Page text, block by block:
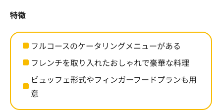
特徴
フルコースのケータリングメニューがある
フレンチを取り入れたおしゃれで豪華な料理
ビュッフェ形式やフィンガーフードプランも用
意